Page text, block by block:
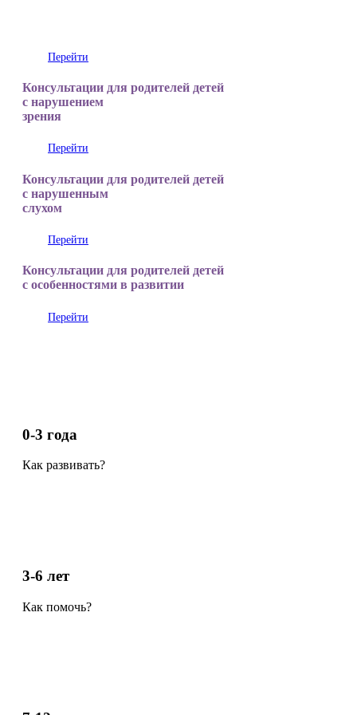
Перейти
Консультации для родителей детей
с нарушением
зрения
Перейти
Консультации для родителей детей
с нарушенным
слухом
Перейти
Консультации для родителей детей
с особенностями в развитии
Перейти
0-3 года
Как развивать?
3-6 лет
Как помочь?